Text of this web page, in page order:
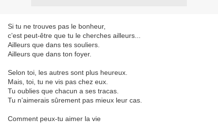
Si tu ne trouves pas le bonheur,
c’est peut-être que tu le cherches ailleurs...
Ailleurs que dans tes souliers.
Ailleurs que dans ton foyer.
Selon toi, les autres sont plus heureux.
Mais, toi, tu ne vis pas chez eux.
Tu oublies que chacun a ses tracas.
Tu n’aimerais sûrement pas mieux leur cas.
Comment peux-tu aimer la vie